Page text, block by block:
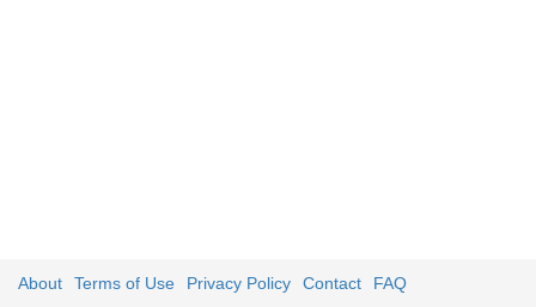
About Terms of Use Privacy Policy Contact FAQ